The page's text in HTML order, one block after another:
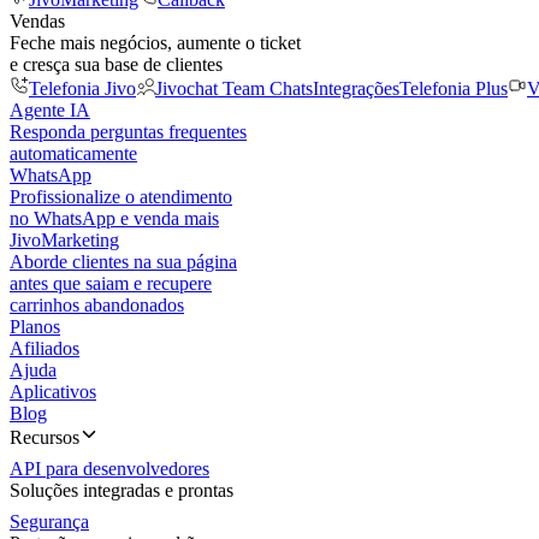
Vendas
Feche mais negócios, aumente o ticket
e cresça sua base de clientes
Telefonia Jivo
Jivochat Team ChatsIntegraçõesTelefonia Plus
Agente IA
Responda perguntas frequentes
automaticamente
WhatsApp
Profissionalize o atendimento
no WhatsApp e venda mais
JivoMarketing
Aborde clientes na sua página
antes que saiam e recupere
carrinhos abandonados
Planos
Afiliados
Ajuda
Aplicativos
Blog
Recursos
API para desenvolvedores
Soluções integradas e prontas
Segurança